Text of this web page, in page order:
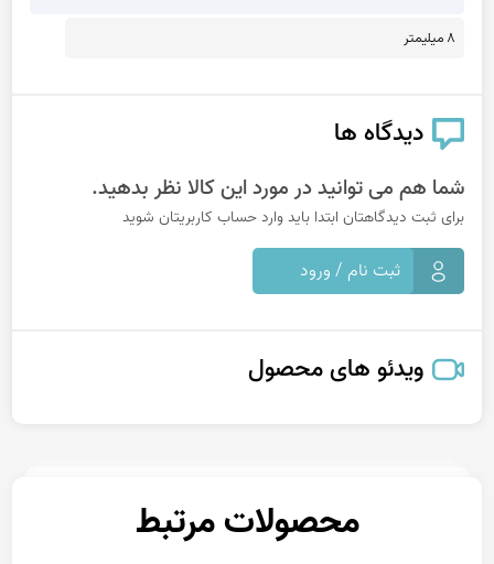
8 میلیمتر
دیدگاه ها
شما هم می توانید در مورد این کالا نظر بدهید.
برای ثبت دیدگاهتان ابتدا باید وارد حساب کاربریتان شوید
ثبت نام / ورود
ویدئو های محصول
محصولات مرتبط